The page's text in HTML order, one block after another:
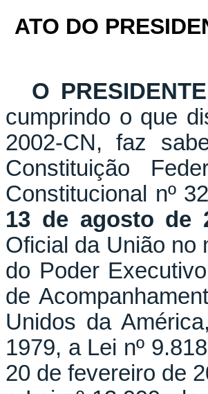
ATO DO
O
cumprindo o que
2002-CN, faz
Constituição
Constitucional nº
13 de agosto de
Oficial da União no
do Poder
de
Unidos da
1979, a Lei nº
20 de fevereiro de